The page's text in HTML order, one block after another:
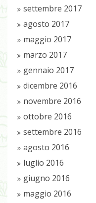
settembre 2017
agosto 2017
maggio 2017
marzo 2017
gennaio 2017
dicembre 2016
novembre 2016
ottobre 2016
settembre 2016
agosto 2016
luglio 2016
giugno 2016
maggio 2016